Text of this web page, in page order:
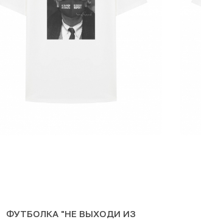
ФУТБОЛКА "НЕ ВЫХОДИ ИЗ